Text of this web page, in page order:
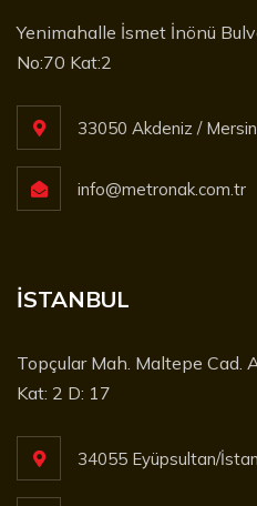
Yenimahalle İsmet İnönü
No:70 Kat:2
33050 Akdeniz /
info@metronak.com.tr
İSTANBUL
Topçular Mah. Maltepe Cad.
Kat: 2 D: 17
34055 Eyüpsultan/